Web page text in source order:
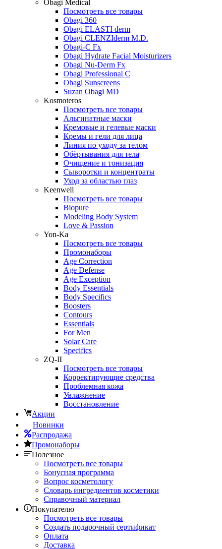
Obagi Medical
Посмотреть все товары
Obagi 360
Obagi ELASTI derm
Obagi CLENZIderm M.D.
Obagi-C Fx
Obagi Hydrate Facial Moisturizers
Obagi Nu-Derm Fx
Obagi Professional C
Obagi Sunscreens
Suzan Obagi MD
Kosmoteros
Посмотреть все товары
Альгинатные маски
Кремовые и гелевые маски
Кремы и гели для лица
Линия по уходу за телом
Обёртывания для тела
Очищение и тонизация
Сыворотки и концентраты
Уход за областью глаз
Keenwell
Посмотреть все товары
Biopure
Modeling Body System
Love & Passion
Yon-Ka
Посмотреть все товары
Промонаборы
Age Correction
Age Defense
Age Exception
Body Essentials
Body Specifics
Boosters
Contours
Essentials
For Men
Solar Care
Specifics
ZQ-II
Посмотреть все товары
Корректирующие средства
Проблемная кожа
Увлажнение
Восстановление
Акции
Новинки
Распродажа
Промонаборы
Полезное
Посмотреть все товары
Бонусная программа
Вопрос косметологу
Словарь ингредиентов косметики
Справочный материал
Покупателю
Посмотреть все товары
Создать подарочный сертификат
Оплата
Доставка